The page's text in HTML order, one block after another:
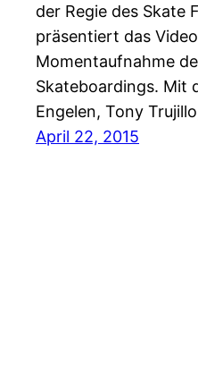
der Regie des Skate
präsentiert das
Momentaufnahme
Skateboardings. Mit
Engelen, Tony
April 22, 2015